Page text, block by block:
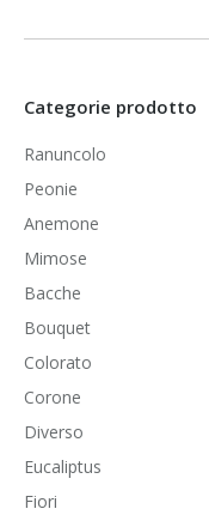
Categorie prodotto
Ranuncolo
Peonie
Anemone
Mimose
Bacche
Bouquet
Colorato
Corone
Diverso
Eucaliptus
Fiori